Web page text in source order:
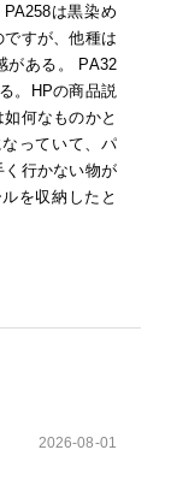
は黒染め
すが、他種は
がある。 PA32
。HPの商品説
何なものかと
っていて、パ
く行かない物が
を収納したと
2026-08-01